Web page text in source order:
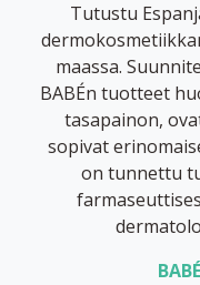
Tutustu
maassa.
BABÉn tuotteet
tasapainon,
sopivat
on tunnettu